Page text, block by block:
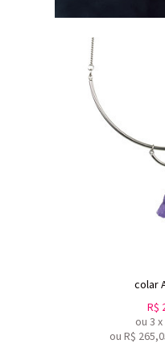
colar
R$
ou 3 x
ou R$